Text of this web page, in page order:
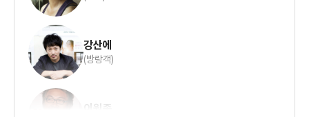
강산에
(방랑객)
이원종